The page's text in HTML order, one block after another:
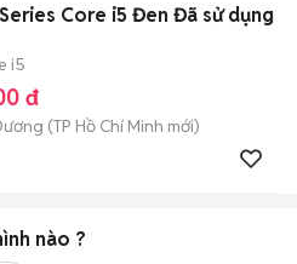
Core i5 Đen Đã sử dụng
i5
đ
(TP Hồ Chí Minh mới)
nào ?